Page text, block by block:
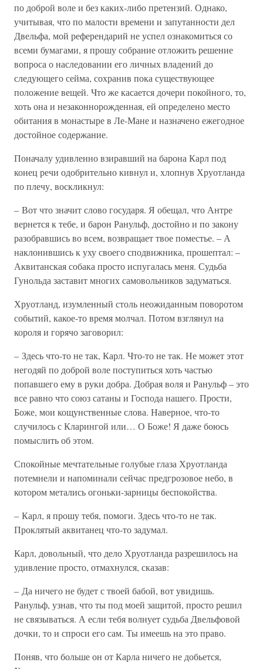
по доброй воле и без каких-либо претензий. Однако,
учитывая, что по малости времени и запутанности дел
Двельфа, мой референдарий не успел ознакомиться со
всеми бумагами, я прошу собрание отложить решение
вопроса о наследовании его личных владений до
следующего сейма, сохранив пока существующее
положение вещей. Что же касается дочери покойного, то,
хоть она и незаконнорожденная, ей определено место
обитания в монастыре в Ле-Мане и назначено ежегодное
достойное содержание.
Поначалу удивленно взиравший на барона Карл под
конец речи одобрительно кивнул и, хлопнув Хруотланда
по плечу, воскликнул:
– Вот что значит слово государя. Я обещал, что Антре
вернется к тебе, и барон Ранульф, достойно и по закону
разобравшись во всем, возвращает твое поместье. – А
наклонившись к уху своего сподвижника, прошептал: –
Аквитанская собака просто испугалась меня. Судьба
Гунольда заставит многих самовольников задуматься.
Хруотланд, изумленный столь неожиданным поворотом
событий, какое-то время молчал. Потом взглянул на
короля и горячо заговорил:
– Здесь что-то не так, Карл. Что-то не так. Не может этот
негодяй по доброй воле поступиться хоть частью
попавшего ему в руки добра. Добрая воля и Ранульф – это
все равно что союз сатаны и Господа нашего. Прости,
Боже, мои кощунственные слова. Наверное, что-то
случилось с Кларингой или… О Боже! Я даже боюсь
помыслить об этом.
Спокойные мечтательные голубые глаза Хруотланда
потемнели и напоминали сейчас предгрозовое небо, в
котором метались огоньки-зарницы беспокойства.
– Карл, я прошу тебя, помоги. Здесь что-то не так.
Проклятый аквитанец что-то задумал.
Карл, довольный, что дело Хруотланда разрешилось на
удивление просто, отмахнулся, сказав:
– Да ничего не будет с твоей бабой, вот увидишь.
Ранульф, узнав, что ты под моей защитой, просто решил
не связываться. А если тебя волнует судьба Двельфовой
дочки, то и спроси его сам. Ты имеешь на это право.
Поняв, что больше он от Карла ничего не добьется,